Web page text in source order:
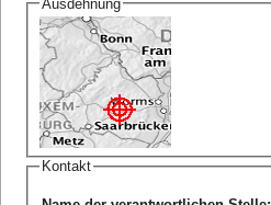
Ausdehnung
Kontakt